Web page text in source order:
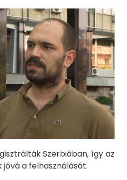
Szerbiában, így az
a felhasználását.